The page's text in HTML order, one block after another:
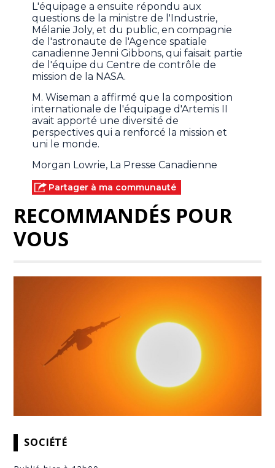
L'équipage a ensuite répondu aux
questions de la ministre de l'Industrie,
Mélanie Joly, et du public, en compagnie
de l'astronaute de l'Agence spatiale
canadienne Jenni Gibbons, qui faisait partie
de l'équipe du Centre de contrôle de
mission de la NASA.
M. Wiseman a affirmé que la composition
internationale de l'équipage d'Artemis II
avait apporté une diversité de
perspectives qui a renforcé la mission et
uni le monde.
Morgan Lowrie, La Presse Canadienne
Partager à ma communauté
RECOMMANDÉS POUR
VOUS
SOCIÉTÉ